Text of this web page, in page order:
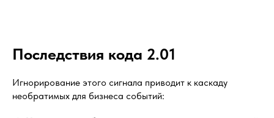
Последствия кода 2.01
Игнорирование этого сигнала приводит к каскаду
необратимых для бизнеса событий: